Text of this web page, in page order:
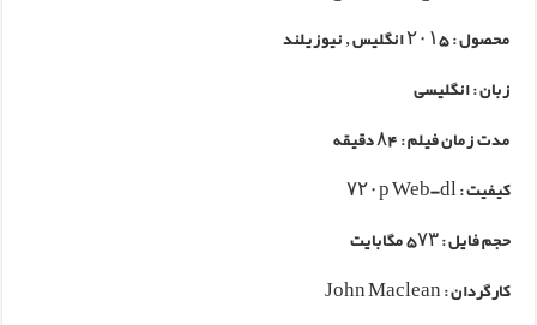
محصول : ۲۰۱۵ انگلیس , نیوزیلند
زبان : انگلیسی
مدت زمان فیلم : ۸۴ دقیقه
کیفیت : ۷۲۰p Web-dl
حجم فایل : ۵۷۳ مگابایت
کارگردان : John Maclean